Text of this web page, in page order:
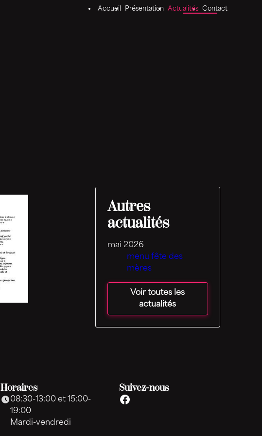
Accueil Présentation Actualités Contact
Autres
actualités
mai 2026
menu fête des
mères
Voir toutes les
actualités
Horaires
08:30-13:00 et 15:00-
19:00
Mardi-vendredi
Suivez-nous